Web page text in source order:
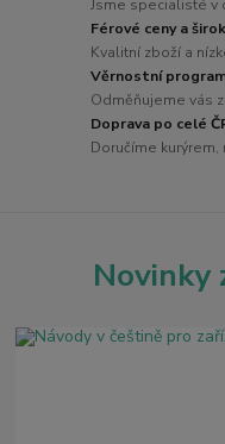
Jsme specialisté v
Férové ceny a
Kvalitní zboží a
Věrnostní
Odměňujeme vás
Doprava po celé
Doručíme
Novinky